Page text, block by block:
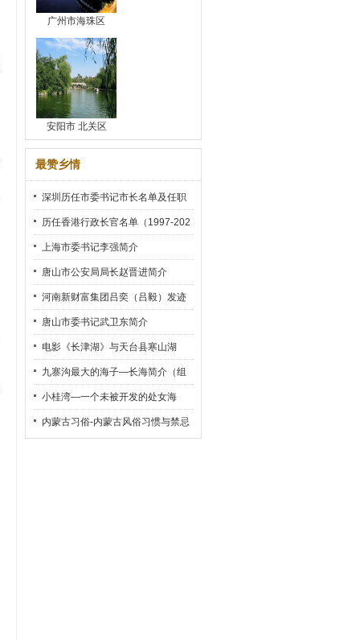
广州市海珠区
安阳市 北关区
最赞乡情
深圳历任市委书记市长名单及任职
时间
历任香港行政长官名单（1997-202
2）
上海市委书记李强简介
唐山市公安局局长赵晋进简介
河南新财富集团吕奕（吕毅）发迹
史
唐山市委书记武卫东简介
电影《长津湖》与天台县寒山湖
九寨沟最大的海子—长海简介（组
图）
小桂湾—一个未被开发的处女海
内蒙古习俗-内蒙古风俗习惯与禁忌